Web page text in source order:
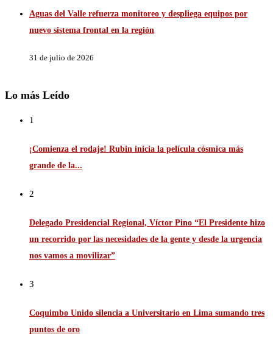
Aguas del Valle refuerza monitoreo y despliega equipos por
nuevo sistema frontal en la región
31 de julio de 2026
Lo más Leído
1
¡Comienza el rodaje! Rubin inicia la película cósmica más
grande de la...
2
Delegado Presidencial Regional, Víctor Pino “El Presidente hizo
un recorrido por las necesidades de la gente y desde la urgencia
nos vamos a movilizar”
3
Coquimbo Unido silencia a Universitario en Lima sumando tres
puntos de oro